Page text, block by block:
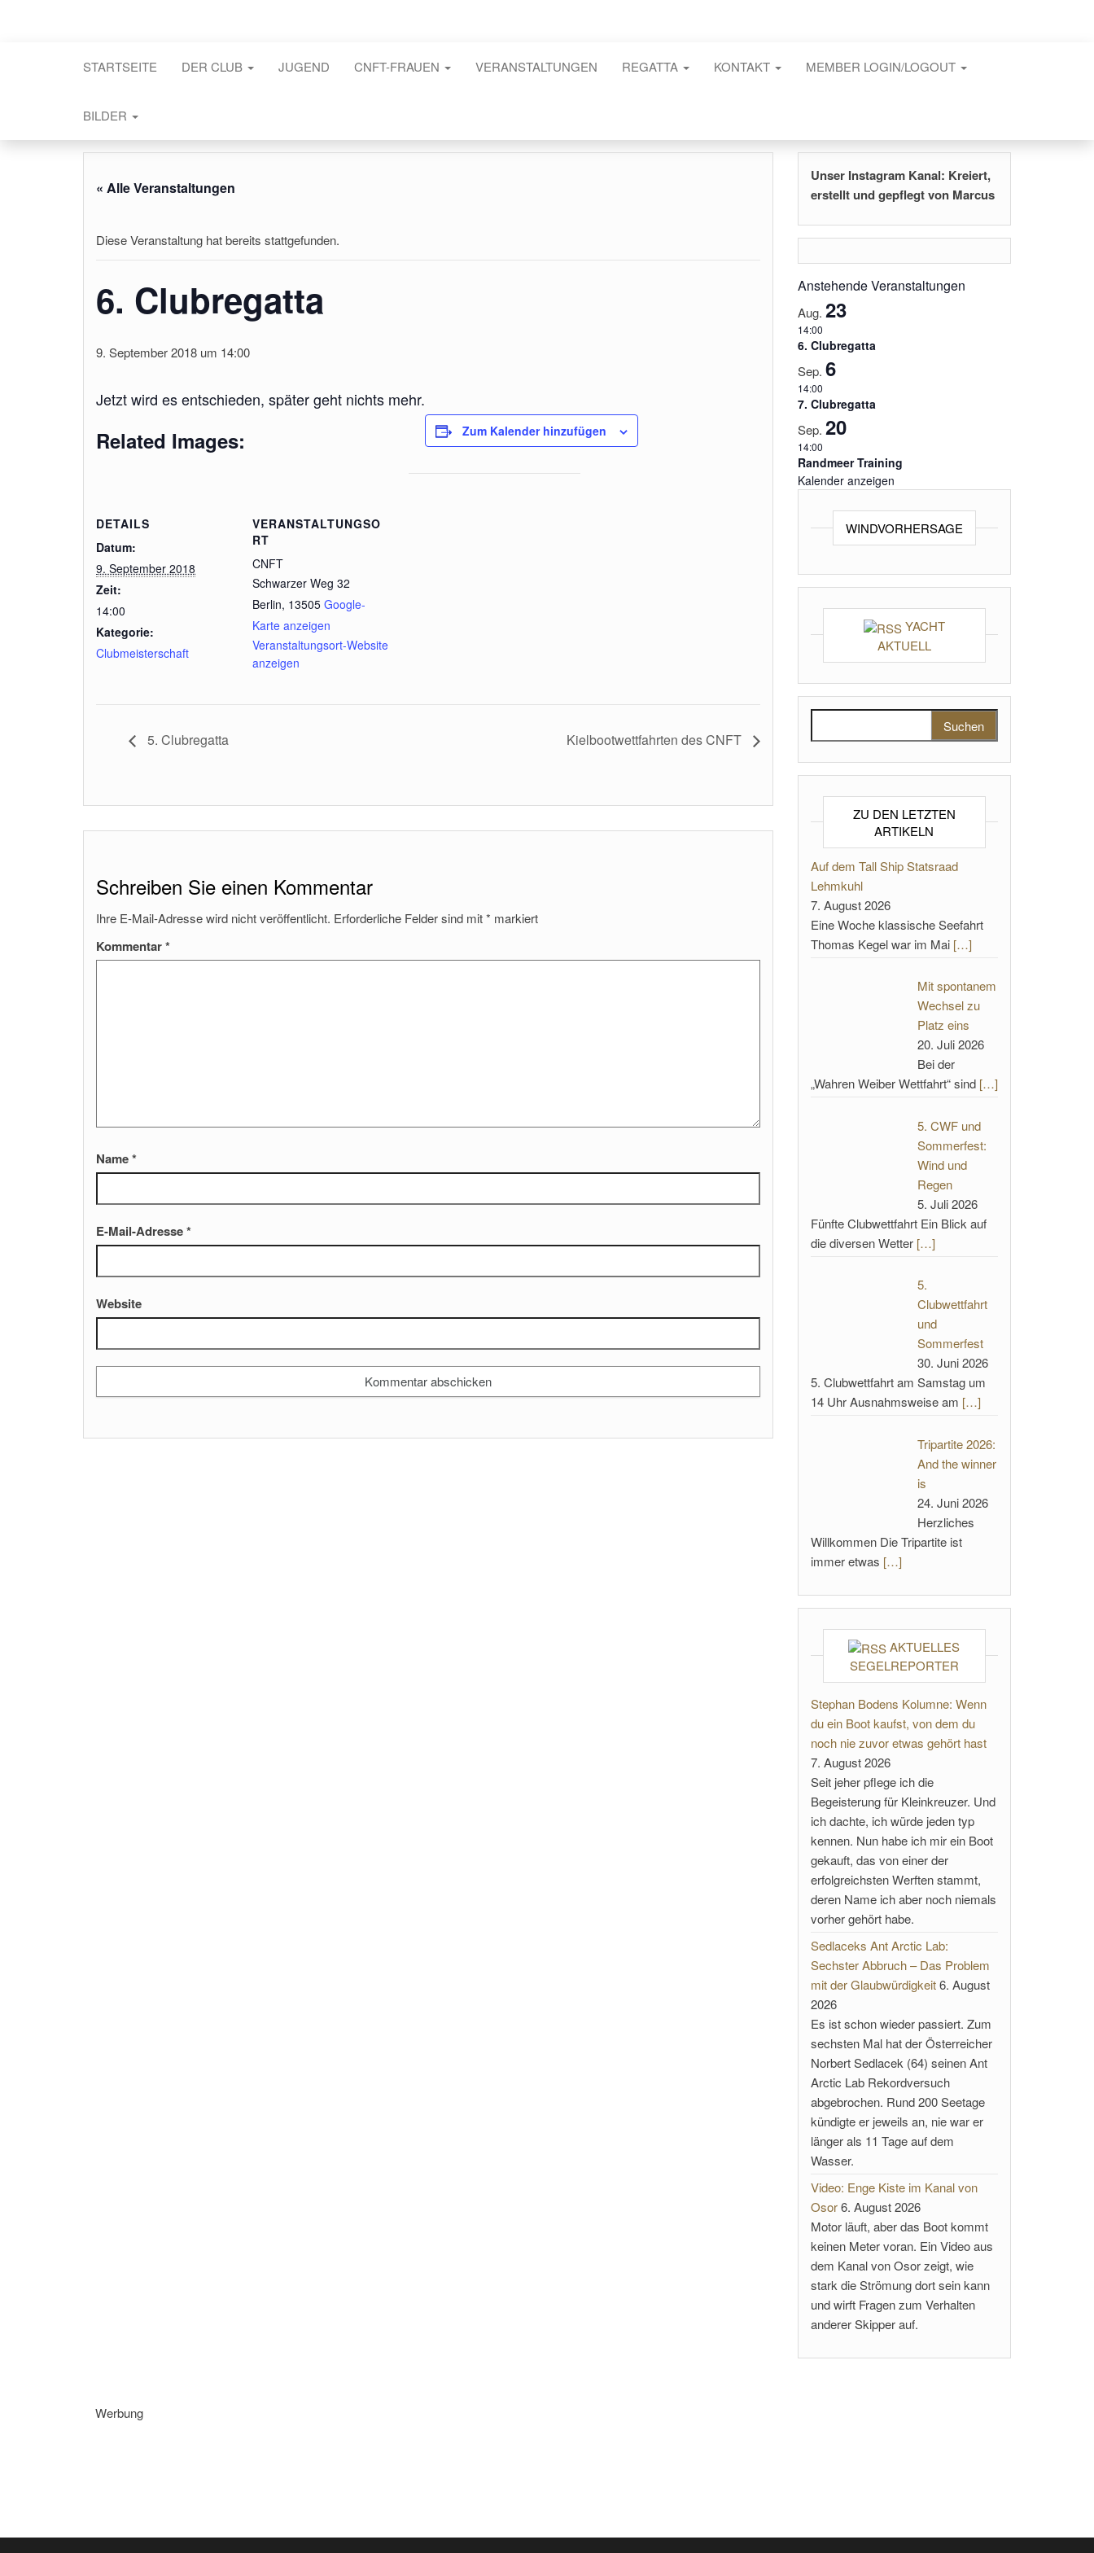
STARTSEITE DER CLUB JUGEND CNFT-FRAUEN VERANSTALTUNGEN REGATTA KONTAKT MEMBER LOGIN/LOGOUT
BILDER
« Alle Veranstaltungen
Diese Veranstaltung hat bereits stattgefunden.
6. Clubregatta
9. September 2018 um 14:00
Jetzt wird es entschieden, später geht nichts mehr.
Related Images: Zum Kalender hinzufügen
DETAILS
Datum:
9. September 2018
Zeit:
14:00
Kategorie:
Clubmeisterschaft
VERANSTALTUNGSO
RT
CNFT
Schwarzer Weg 32
Berlin, 13505 Google-
Karte anzeigen
Veranstaltungsort-Website
anzeigen
5. Clubregatta Kielbootwettfahrten des CNFT
Schreiben Sie einen Kommentar
Ihre E-Mail-Adresse wird nicht veröffentlicht. Erforderliche Felder sind mit* markiert
Kommentar*
Name*
E-Mail-Adresse*
Website
Unser Instagram Kanal: Kreiert,
erstellt und gepflegt von Marcus
Anstehende Veranstaltungen
Aug. 23
14:00
6. Clubregatta
Sep. 6
14:00
7. Clubregatta
Sep. 20
14:00
Randmeer Training
Kalender anzeigen
WINDVORHERSAGE
YACHT
AKTUELL
ZU DEN LETZTEN
ARTIKELN
Auf dem Tall Ship Statsraad
Lehmkuhl
7. August 2026
Eine Woche klassische Seefahrt
Thomas Kegel war im Mai […]
Mit spontanem
Wechsel zu
Platz eins
20. Juli 2026
Bei der
„Wahren Weiber Wettfahrt“ sind […]
5. CWF und
Sommerfest:
Wind und
Regen
5. Juli 2026
Fünfte Clubwettfahrt Ein Blick auf
die diversen Wetter […]
5.
Clubwettfahrt
und
Sommerfest
30. Juni 2026
5. Clubwettfahrt am Samstag um
14 Uhr Ausnahmsweise am […]
Tripartite 2026:
And the winner
is
24. Juni 2026
Herzliches
Willkommen Die Tripartite ist
immer etwas […]
AKTUELLES
SEGELREPORTER
Stephan Bodens Kolumne: Wenn
du ein Boot kaufst, von dem du
noch nie zuvor etwas gehört hast
7. August 2026
Seit jeher pflege ich die
Begeisterung für Kleinkreuzer. Und
ich dachte, ich würde jeden typ
kennen. Nun habe ich mir ein Boot
gekauft, das von einer der
erfolgreichsten Werften stammt,
deren Name ich aber noch niemals
vorher gehört habe.
Sedlaceks Ant Arctic Lab:
Sechster Abbruch – Das Problem
mit der Glaubwürdigkeit 6. August
2026
Es ist schon wieder passiert. Zum
sechsten Mal hat der Österreicher
Norbert Sedlacek (64) seinen Ant
Arctic Lab Rekordversuch
abgebrochen. Rund 200 Seetage
kündigte er jeweils an, nie war er
länger als 11 Tage auf dem
Wasser.
Video: Enge Kiste im Kanal von
Osor 6. August 2026
Motor läuft, aber das Boot kommt
keinen Meter voran. Ein Video aus
dem Kanal von Osor zeigt, wie
stark die Strömung dort sein kann
und wirft Fragen zum Verhalten
anderer Skipper auf.
Werbung